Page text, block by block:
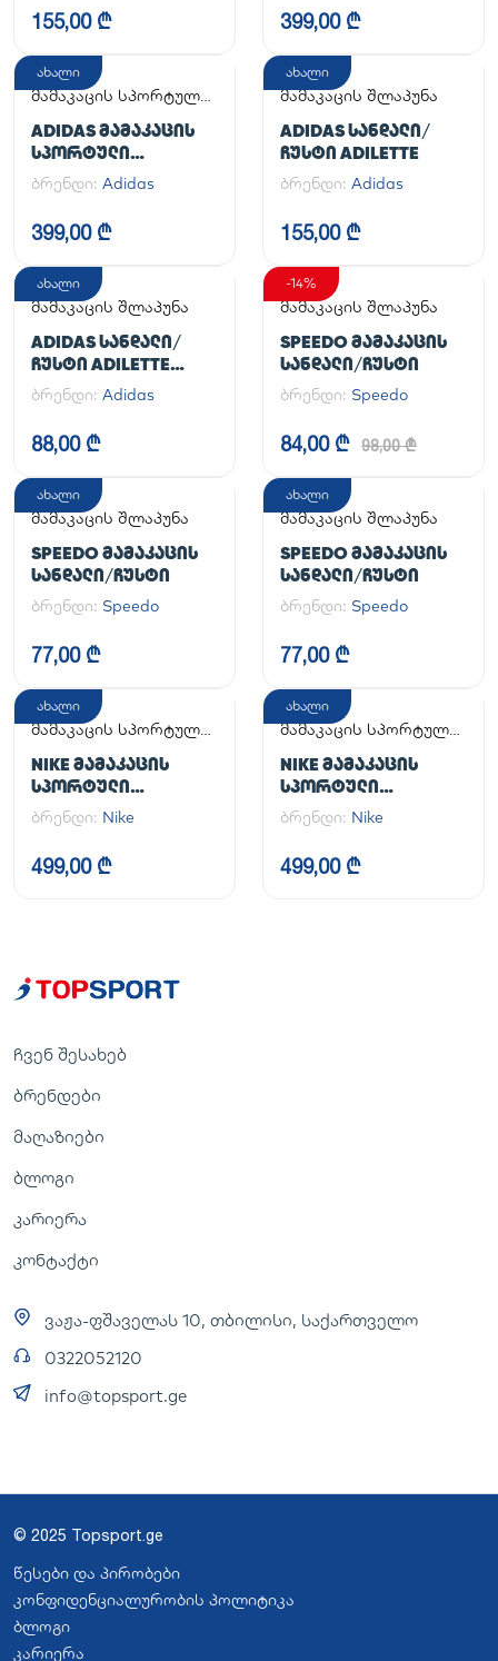
155,00 ₾ 399,00 ₾
ახალი
მამაკაცის სპორტული
ADIDAS ᲛᲐᲛᲐᲙᲐᲪᲘᲡ
ᲡᲞᲝᲠᲢᲣᲚᲘ
ᲤᲔᲮᲡᲐᲪᲛᲔᲚᲘ
HANDBALL SPEZIAL
ბრენდი: Adidas
399,00 ₾
ახალი
მამაკაცის შლაპუნა
ADIDAS ᲡᲐᲜᲓᲐᲚᲘ/
ᲩᲣᲡᲢᲘ ADILETTE
ბრენდი: Adidas
155,00 ₾
ახალი
მამაკაცის შლაპუნა
ADIDAS ᲡᲐᲜᲓᲐᲚᲘ/
ᲩᲣᲡᲢᲘ ADILETTE
AQUA
ბრენდი: Adidas
88,00 ₾
-14%
მამაკაცის შლაპუნა
SPEEDO ᲛᲐᲛᲐᲙᲐᲪᲘᲡ
ᲡᲐᲜᲓᲐᲚᲘ/ᲩᲣᲡᲢᲘ
ბრენდი: Speedo
84,00 ₾ 98,00 ₾
ახალი
მამაკაცის შლაპუნა
SPEEDO ᲛᲐᲛᲐᲙᲐᲪᲘᲡ
ᲡᲐᲜᲓᲐᲚᲘ/ᲩᲣᲡᲢᲘ
ბრენდი: Speedo
77,00 ₾
ახალი
მამაკაცის შლაპუნა
SPEEDO ᲛᲐᲛᲐᲙᲐᲪᲘᲡ
ᲡᲐᲜᲓᲐᲚᲘ/ᲩᲣᲡᲢᲘ
ბრენდი: Speedo
77,00 ₾
ახალი
მამაკაცის სპორტული
NIKE ᲛᲐᲛᲐᲙᲐᲪᲘᲡ
ᲡᲞᲝᲠᲢᲣᲚᲘ
ᲤᲔᲮᲡᲐᲪᲛᲔᲚᲘ AIR
FORCE 1 '07
ბრენდი: Nike
499,00 ₾
ახალი
მამაკაცის სპორტული
NIKE ᲛᲐᲛᲐᲙᲐᲪᲘᲡ
ᲡᲞᲝᲠᲢᲣᲚᲘ
ᲤᲔᲮᲡᲐᲪᲛᲔᲚᲘ AIR
FORCE 1 '07
ბრენდი: Nike
499,00 ₾
ჩვენ შესახებ
ბრენდები
მაღაზიები
ბლოგი
კარიერა
კონტაქტი
ვაჟა-ფშაველას 10, თბილისი, საქართველო
0322052120
info@topsport.ge
© 2025 Topsport.ge
წესები და პირობები
კონფიდენციალურობის პოლიტიკა
ბლოგი
კარიერა